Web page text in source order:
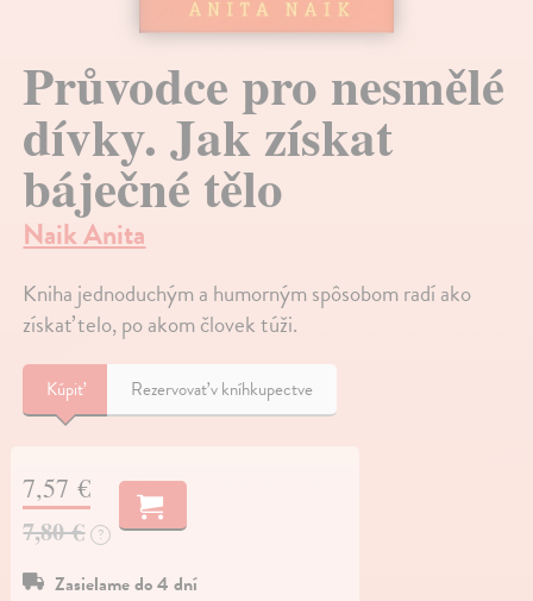
Průvodce pro nesmělé
dívky. Jak získat
báječné tělo
Naik Anita
Kniha jednoduchým a humorným spôsobom radí ako
získať telo, po akom človek túži.
Kúpiť Rezervovať v kníhkupectve
7,57 €
7,80 € ?
Zasielame do 4 dní